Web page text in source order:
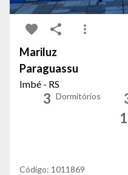
Mariluz
Paraguassu
Imbé - RS
3 Dormitórios
Código: 1011869